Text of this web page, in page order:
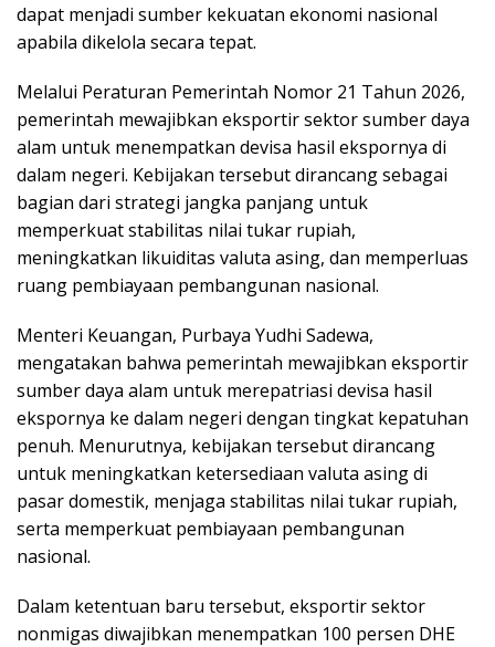
dapat menjadi sumber kekuatan ekonomi nasional
apabila dikelola secara tepat.
Melalui Peraturan Pemerintah Nomor 21 Tahun 2026,
pemerintah mewajibkan eksportir sektor sumber daya
alam untuk menempatkan devisa hasil ekspornya di
dalam negeri. Kebijakan tersebut dirancang sebagai
bagian dari strategi jangka panjang untuk
memperkuat stabilitas nilai tukar rupiah,
meningkatkan likuiditas valuta asing, dan memperluas
ruang pembiayaan pembangunan nasional.
Menteri Keuangan, Purbaya Yudhi Sadewa,
mengatakan bahwa pemerintah mewajibkan eksportir
sumber daya alam untuk merepatriasi devisa hasil
ekspornya ke dalam negeri dengan tingkat kepatuhan
penuh. Menurutnya, kebijakan tersebut dirancang
untuk meningkatkan ketersediaan valuta asing di
pasar domestik, menjaga stabilitas nilai tukar rupiah,
serta memperkuat pembiayaan pembangunan
nasional.
Dalam ketentuan baru tersebut, eksportir sektor
nonmigas diwajibkan menempatkan 100 persen DHE